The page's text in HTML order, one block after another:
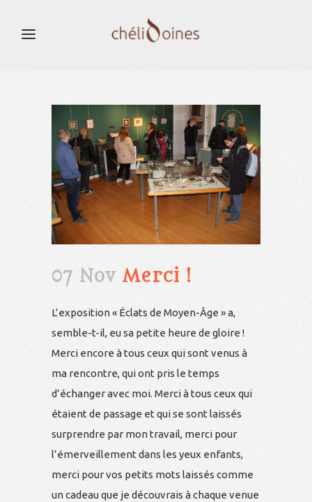
07 Nov Merci !
L’exposition « Éclats de Moyen-Âge » a,
semble-t-il, eu sa petite heure de gloire !
Merci encore à tous ceux qui sont venus à
ma rencontre, qui ont pris le temps
d’échanger avec moi. Merci à tous ceux qui
étaient de passage et qui se sont laissés
surprendre par mon travail, merci pour
l’émerveillement dans les yeux enfants,
merci pour vos petits mots laissés comme
un cadeau que je découvrais à chaque venue